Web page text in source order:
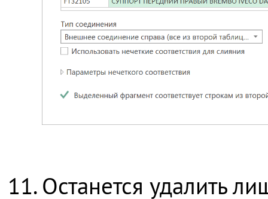
Останется удалить